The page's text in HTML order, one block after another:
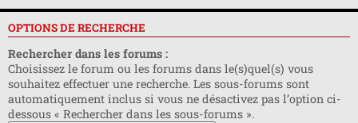
OPTIONS DE RECHERCHE
Rechercher dans les forums :
Choisissez le forum ou les forums dans le(s)quel(s) vous
souhaitez effectuer une recherche. Les sous-forums sont
automatiquement inclus si vous ne désactivez pas l’option ci-
dessous « Rechercher dans les sous-forums ».